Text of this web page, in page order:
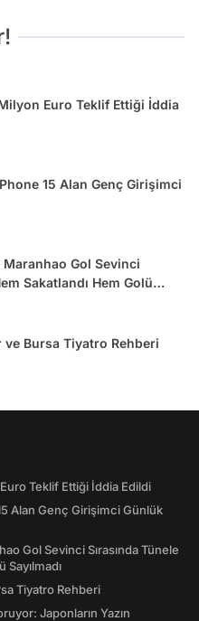
Euro Teklif Ettiği İddia
15 Alan Genç Girişimci
Gol Sevinci
Sakatlandı Hem Golü
Bursa Tiyatro Rehberi
Teklif Ettiği İddia Edildi
Alan Genç Girişimci Günlük
Gol Sevinci Sırasında Tünele
Tiyatro Rehberi
Japonların Yazın